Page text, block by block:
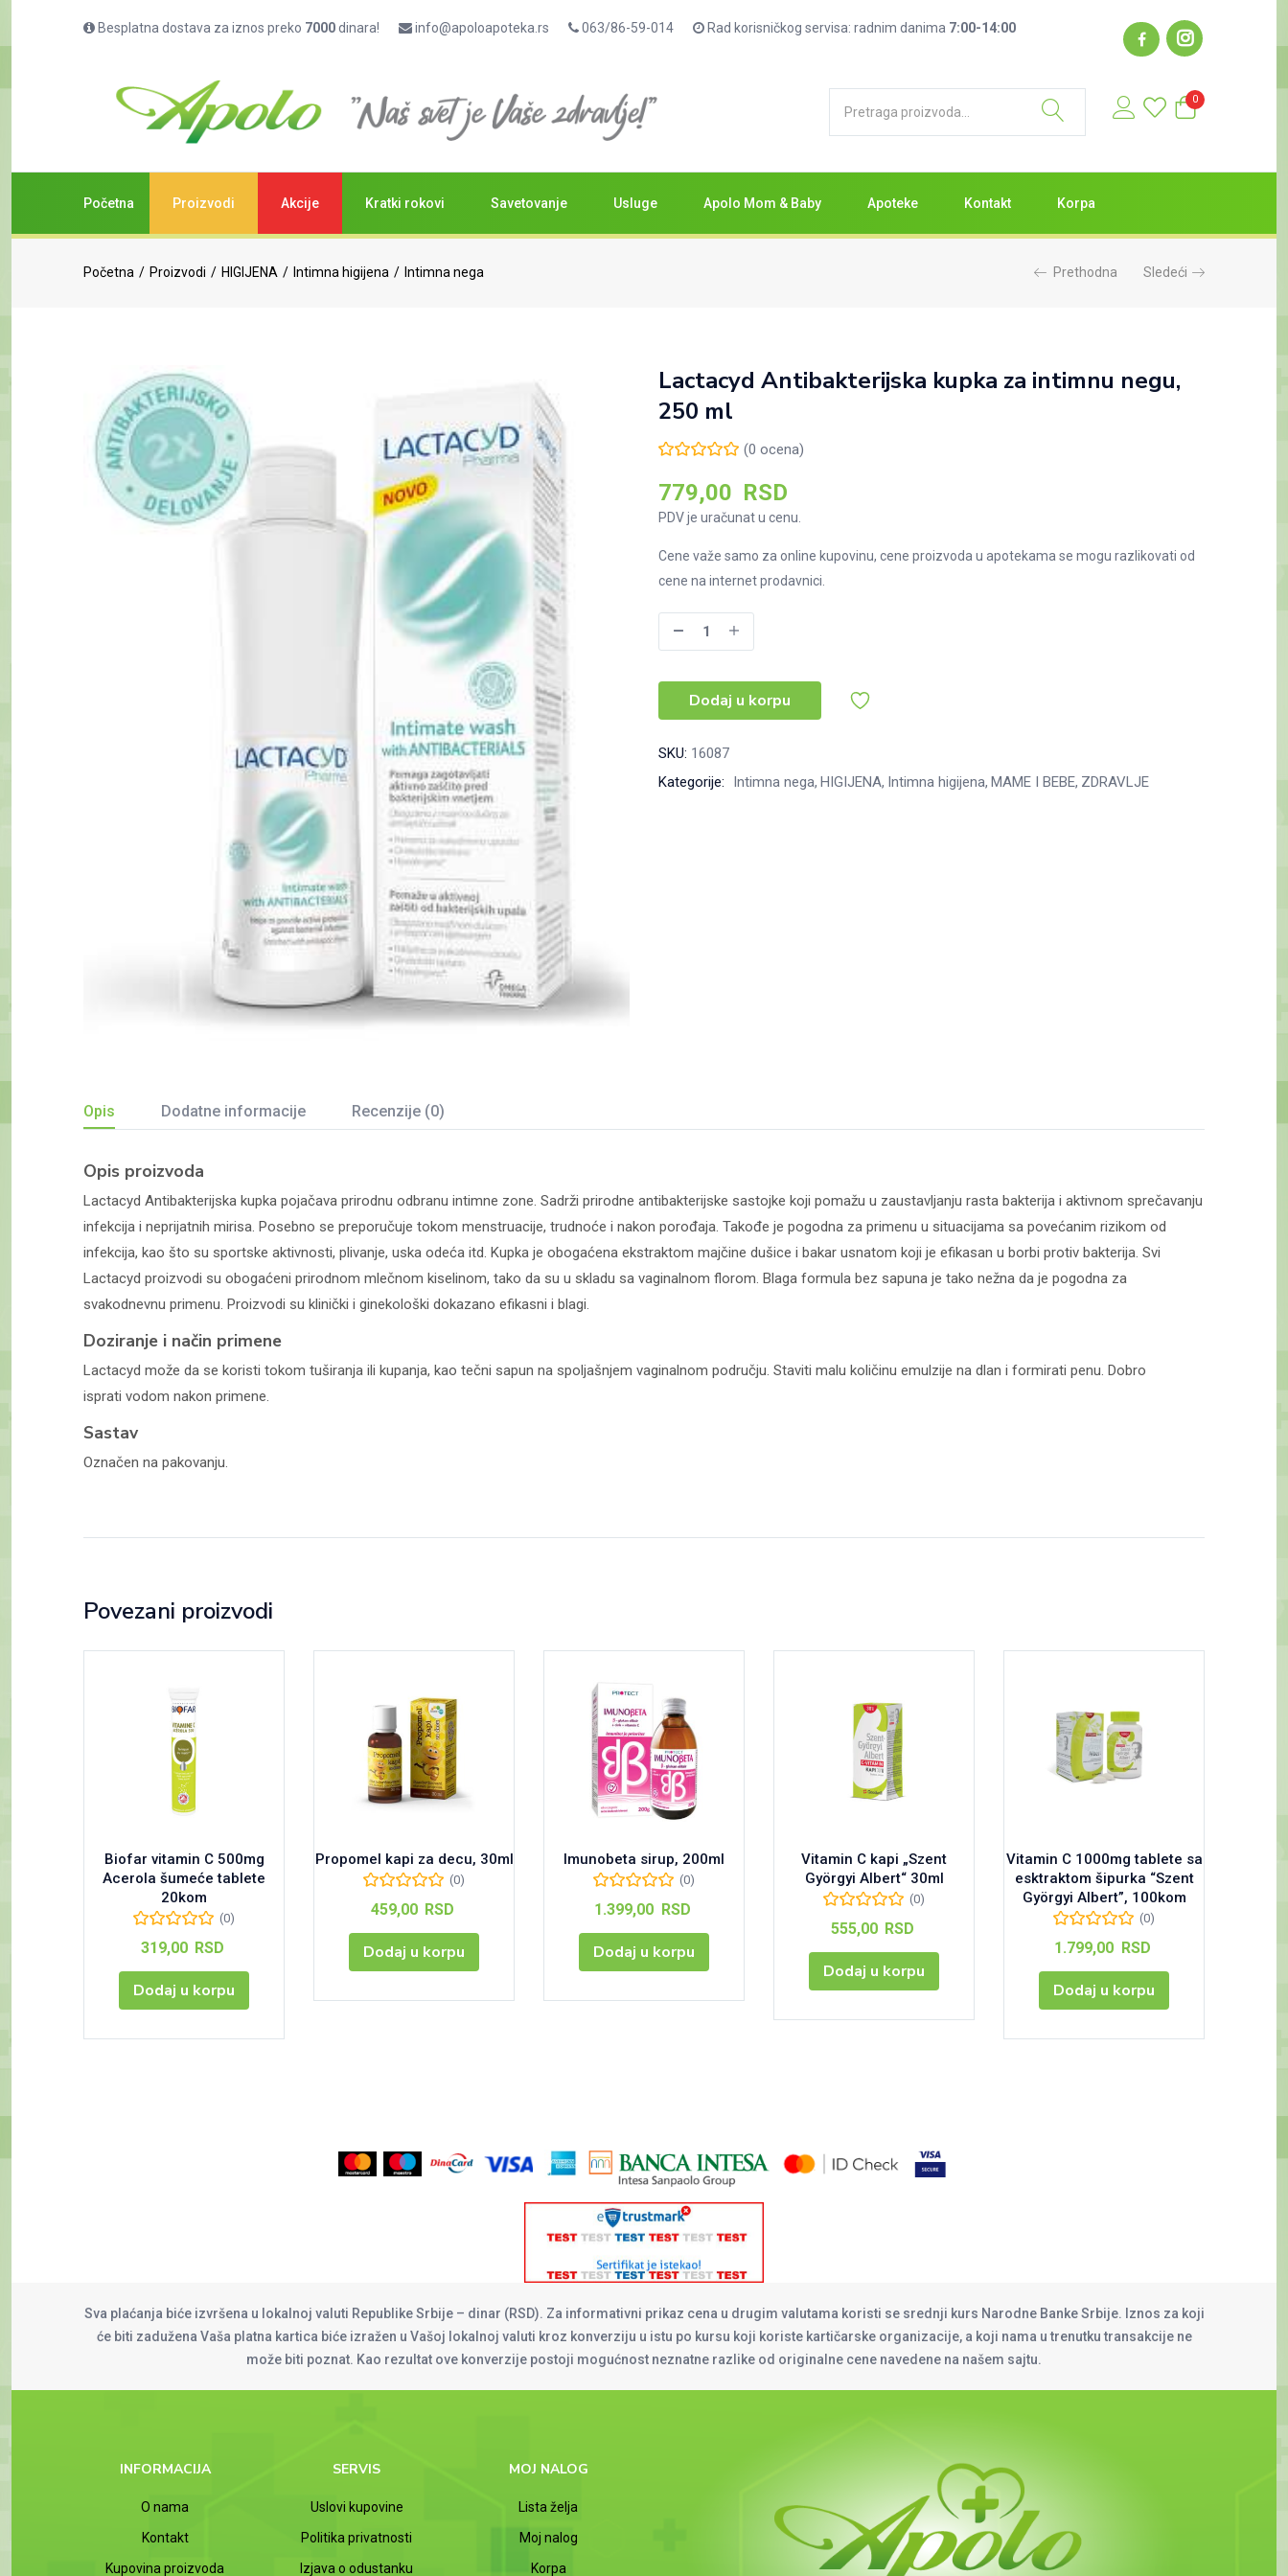
Besplatna dostava za iznos preko 7000dinara! info@apoloapoteka.rs 063/86-59-014 Rad korisničkog servisa: radnim danima 7:00-14:00
0
Početna Proizvodi Akcije Kratki rokovi Savetovanje Usluge Apolo Mom & Baby Apoteke Kontakt Korpa
Početna Proizvodi HIGIJENA Intimna higijena Intimna nega Prethodna Sledeći
Lactacyd Antibakterijska kupka za intimnu negu,
250 ml
(0 ocena)
779,00 RSD
PDV je uračunat u cenu.
Cene važe samo za online kupovinu, cene proizvoda u apotekama se mogu razlikovati od
cene na internet prodavnici.
Lactacyd
Antibakterijska
intimnu
negu,
250
Dodaj u korpu
SKU: 16087
Kategorije:
Intimna nega HIGIJENA Intimna higijena MAME I BEBE ZDRAVLJE
Opis Dodatne informacije Recenzije (0)
Opis proizvoda
Lactacyd Antibakterijska kupka pojačava prirodnu odbranu intimne zone. Sadrži prirodne antibakterijske sastojke koji pomažu u zaustavljanju rasta bakterija i aktivnom sprečavanju
infekcija i neprijatnih mirisa. Posebno se preporučuje tokom menstruacije, trudnoće i nakon porođaja. Takođe je pogodna za primenu u situacijama sa povećanim rizikom od
infekcija, kao što su sportske aktivnosti, plivanje, uska odeća itd. Kupka je obogaćena ekstraktom majčine dušice i bakar usnatom koji je efikasan u borbi protiv bakterija. Svi
Lactacyd proizvodi su obogaćeni prirodnom mlečnom kiselinom, tako da su u skladu sa vaginalnom florom. Blaga formula bez sapuna je tako nežna da je pogodna za
svakodnevnu primenu. Proizvodi su klinički i ginekološki dokazano efikasni i blagi.
Doziranje i način primene
Lactacyd može da se koristi tokom tuširanja ili kupanja, kao tečni sapun na spoljašnjem vaginalnom području. Staviti malu količinu emulzije na dlan i formirati penu. Dobro
isprati vodom nakon primene.
Sastav
Označen na pakovanju.
Povezani proizvodi
Biofar vitamin C 500mg
Acerola šumeće tablete
20kom
(0)
319,00 RSD
Dodaj u korpu
Propomel kapi za decu, 30ml
(0)
459,00 RSD
Dodaj u korpu
Imunobeta sirup, 200ml
(0)
1.399,00 RSD
Dodaj u korpu
Vitamin C kapi „Szent
Györgyi Albert“ 30ml
(0)
555,00 RSD
Dodaj u korpu
Vitamin C 1000mg tablete sa
esktraktom šipurka “Szent
Györgyi Albert”, 100kom
(0)
1.799,00 RSD
Dodaj u korpu
Sva plaćanja biće izvršena u lokalnoj valuti Republike Srbije – dinar (RSD). Za informativni prikaz cena u drugim valutama koristi se srednji kurs Narodne Banke Srbije. Iznos za koji
će biti zadužena Vaša platna kartica biće izražen u Vašoj lokalnoj valuti kroz konverziju u istu po kursu koji koriste kartičarske organizacije, a koji nama u trenutku transakcije ne
može biti poznat. Kao rezultat ove konverzije postoji mogućnost neznatne razlike od originalne cene navedene na našem sajtu.
INFORMACIJA
O nama
Kontakt
Kupovina proizvoda
SERVIS
Uslovi kupovine
Politika privatnosti
Izjava o odustanku
MOJ NALOG
Lista želja
Moj nalog
Korpa